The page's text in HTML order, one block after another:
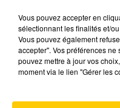
Vous pouvez accepter en
sélectionnant les finalités et/
Vous pouvez également
accepter". Vos préférences
pouvez mettre à jour vos
moment via le lien "Gérer les